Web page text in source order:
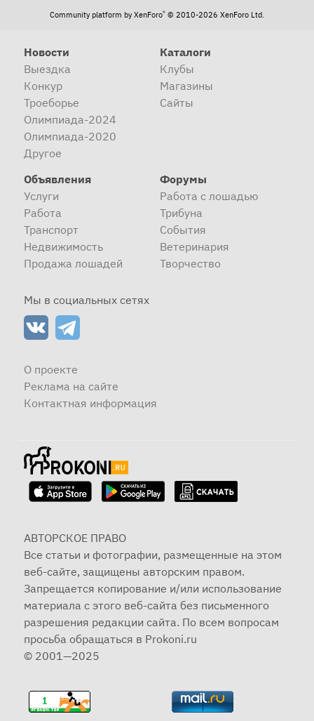
Community platform by XenForo® © 2010-2026 XenForo Ltd.
Новости
Выездка
Конкур
Троеборье
Олимпиада-2024
Олимпиада-2020
Другое
Каталоги
Клубы
Магазины
Сайты
Объявления
Услуги
Работа
Транспорт
Недвижимость
Продажа лошадей
Форумы
Работа с лошадью
Трибуна
События
Ветеринария
Творчество
Мы в социальных сетях
О проекте
Реклама на сайте
Контактная информация
АВТОРСКОЕ ПРАВО
Все статьи и фотографии, размещенные на этом
веб-сайте, защищены авторским правом.
Запрещается копирование и/или использование
материала с этого веб-сайта без письменного
разрешения редакции сайта. По всем вопросам
просьба обращаться в Prokoni.ru
© 2001—2025